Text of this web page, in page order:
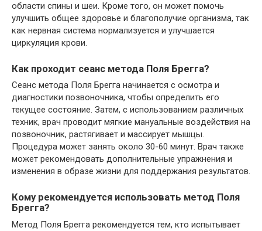
области спины и шеи. Кроме того, он может помочь
улучшить общее здоровье и благополучие организма, так
как нервная система нормализуется и улучшается
циркуляция крови.
Как проходит сеанс метода Поля Брегга?
Сеанс метода Поля Брегга начинается с осмотра и
диагностики позвоночника, чтобы определить его
текущее состояние. Затем, с использованием различных
техник, врач проводит мягкие мануальные воздействия на
позвоночник, растягивает и массирует мышцы.
Процедура может занять около 30-60 минут. Врач также
может рекомендовать дополнительные упражнения и
изменения в образе жизни для поддержания результатов.
Кому рекомендуется использовать метод Поля
Брегга?
Метод Поля Брегга рекомендуется тем, кто испытывает